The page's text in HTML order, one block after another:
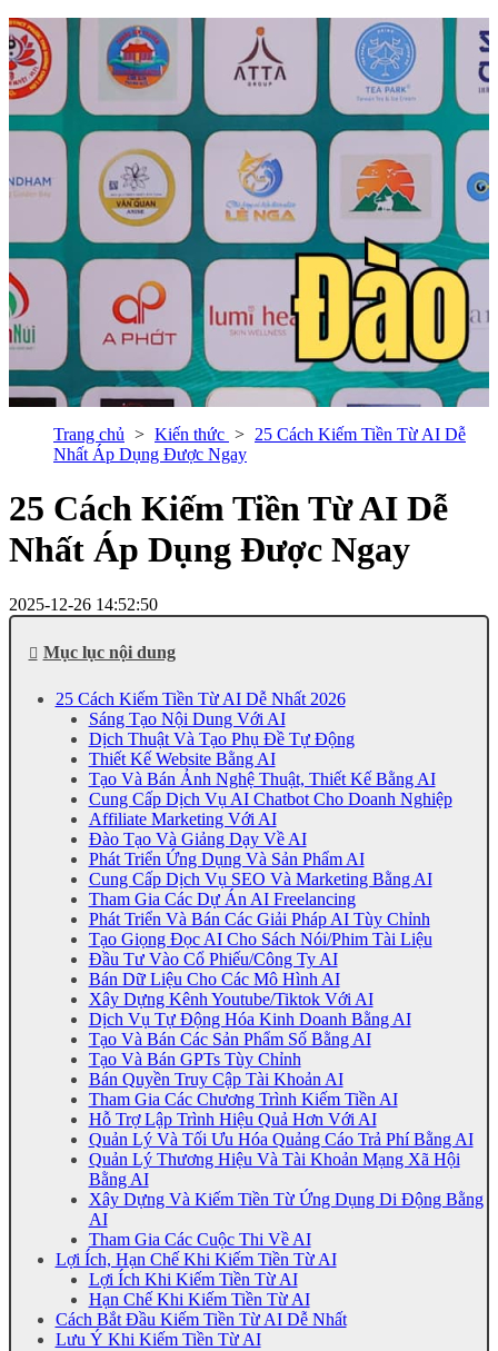
Trang chủ Kiến thức
25 Cách Kiếm Tiền Từ AI Dễ
Nhất Áp Dụng Được Ngay
25 Cách Kiếm Tiền Từ AI Dễ
Nhất Áp Dụng Được Ngay
2025-12-26 14:52:50
Mục lục nội dung
25 Cách Kiếm Tiền Từ AI Dễ Nhất 2026
Sáng Tạo Nội Dung Với AI
Dịch Thuật Và Tạo Phụ Đề Tự Động
Thiết Kế Website Bằng AI
Tạo Và Bán Ảnh Nghệ Thuật, Thiết Kế Bằng AI
Cung Cấp Dịch Vụ AI Chatbot Cho Doanh Nghiệp
Affiliate Marketing Với AI
Đào Tạo Và Giảng Dạy Về AI
Phát Triển Ứng Dụng Và Sản Phẩm AI
Cung Cấp Dịch Vụ SEO Và Marketing Bằng AI
Tham Gia Các Dự Án AI Freelancing
Phát Triển Và Bán Các Giải Pháp AI Tùy Chỉnh
Tạo Giọng Đọc AI Cho Sách Nói/Phim Tài Liệu
Đầu Tư Vào Cổ Phiếu/Công Ty AI
Bán Dữ Liệu Cho Các Mô Hình AI
Xây Dựng Kênh Youtube/Tiktok Với AI
Dịch Vụ Tự Động Hóa Kinh Doanh Bằng AI
Tạo Và Bán Các Sản Phẩm Số Bằng AI
Tạo Và Bán GPTs Tùy Chỉnh
Bán Quyền Truy Cập Tài Khoản AI
Tham Gia Các Chương Trình Kiếm Tiền AI
Hỗ Trợ Lập Trình Hiệu Quả Hơn Với AI
Quản Lý Và Tối Ưu Hóa Quảng Cáo Trả Phí Bằng AI
Quản Lý Thương Hiệu Và Tài Khoản Mạng Xã Hội
Bằng AI
Xây Dựng Và Kiếm Tiền Từ Ứng Dụng Di Động Bằng
AI
Tham Gia Các Cuộc Thi Về AI
Lợi Ích, Hạn Chế Khi Kiếm Tiền Từ AI
Lợi Ích Khi Kiếm Tiền Từ AI
Hạn Chế Khi Kiếm Tiền Từ AI
Cách Bắt Đầu Kiếm Tiền Từ AI Dễ Nhất
Lưu Ý Khi Kiếm Tiền Từ AI